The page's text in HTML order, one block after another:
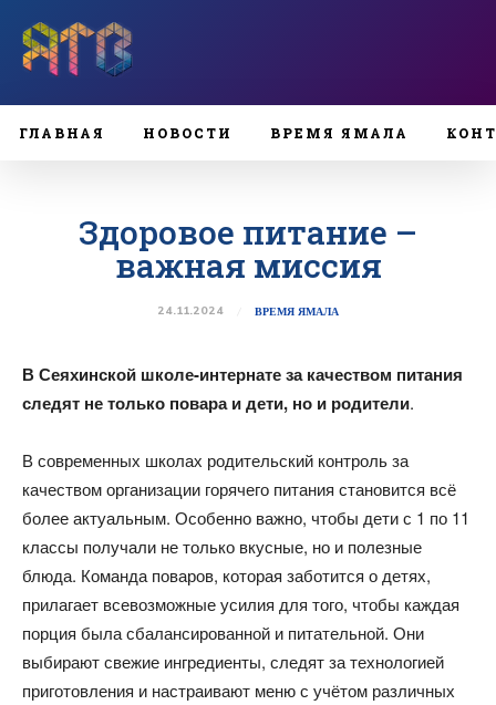
ГЛАВНАЯ НОВОСТИ ВРЕМЯ ЯМАЛА
Здоровое питание –
важная миссия
24.11.2024 ВРЕМЯ ЯМАЛА
В Сеяхинской школе-интернатеза качеством питания
следят не только повара и дети, но и родители.
В современных школах родительский контроль за
качеством организации горячего питания становится всё
более актуальным. Особенно важно, чтобы дети с 1 по 11
классы получали не только вкусные, но и полезные
блюда. Команда поваров, которая заботится о детях,
прилагает всевозможные усилия для того, чтобы каждая
порция была сбалансированной и питательной. Они
выбирают свежие ингредиенты, следят за технологией
приготовления и настраивают меню с учётом различных